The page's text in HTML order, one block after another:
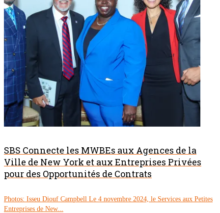
SBS Connecte les MWBEs aux Agences de la
Ville de New York et aux Entreprises Privées
pour des Opportunités de Contrats
Photos: Isseu Diouf Campbell Le 4 novembre 2024, le Services aux Petites
Entreprises de New...